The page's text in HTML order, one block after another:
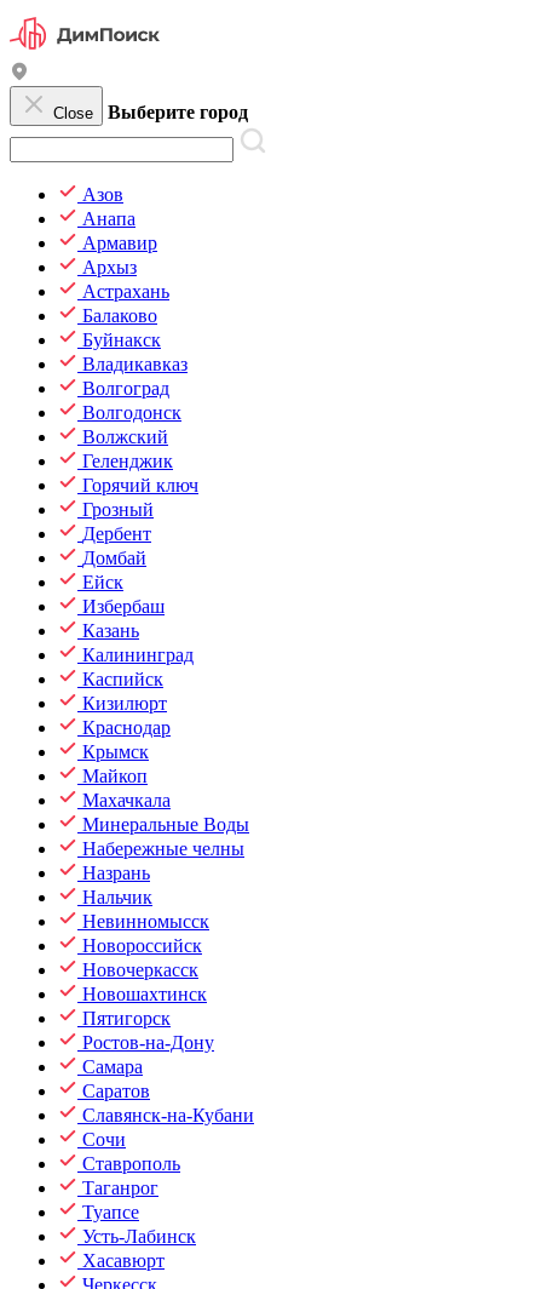
Close Выберите город
Азов
Анапа
Армавир
Архыз
Астрахань
Балаково
Буйнакск
Владикавказ
Волгоград
Волгодонск
Волжский
Геленджик
Горячий ключ
Грозный
Дербент
Домбай
Ейск
Избербаш
Казань
Калининград
Каспийск
Кизилюрт
Краснодар
Крымск
Майкоп
Махачкала
Минеральные Воды
Набережные челны
Назрань
Нальчик
Невинномысск
Новороссийск
Новочеркасск
Новошахтинск
Пятигорск
Ростов-на-Дону
Самара
Саратов
Славянск-на-Кубани
Сочи
Ставрополь
Таганрог
Туапсе
Усть-Лабинск
Хасавюрт
Черкесск